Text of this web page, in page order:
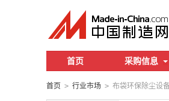
首页 采购信息
首页 > 行业市场 > 布袋环保除尘设